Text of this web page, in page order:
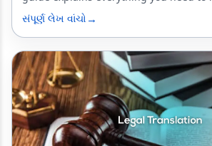
સંપૂર્ણ લેખ વાંચો →